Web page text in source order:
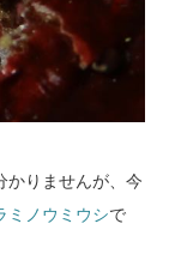
かりませんが、今
ミノウミウシで